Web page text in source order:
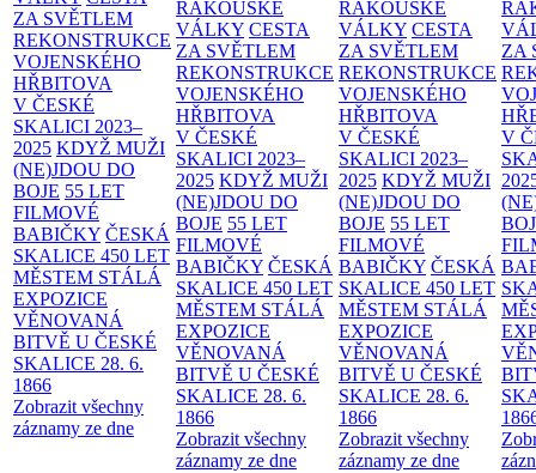
ZA SVĚTLEM
REKONSTRUKCE
VOJENSKÉHO
HŘBITOVA
V ČESKÉ
SKALICI 2023–
2025 KDYŽ MUŽI
(NE)JDOU DO
BOJE 55 LET
FILMOVÉ
BABIČKY ČESKÁ
SKALICE 450 LET
MĚSTEM STÁLÁ
EXPOZICE
VĚNOVANÁ
BITVĚ U ČESKÉ
SKALICE 28. 6.
1866
Zobrazit všechny
záznamy ze dne
RAKOUSKÉ
VÁLKY CESTA
ZA SVĚTLEM
REKONSTRUKCE
VOJENSKÉHO
HŘBITOVA
V ČESKÉ
SKALICI 2023–
2025 KDYŽ MUŽI
(NE)JDOU DO
BOJE 55 LET
FILMOVÉ
BABIČKY ČESKÁ
SKALICE 450 LET
MĚSTEM STÁLÁ
EXPOZICE
VĚNOVANÁ
BITVĚ U ČESKÉ
SKALICE 28. 6.
1866
Zobrazit všechny
záznamy ze dne
RAKOUSKÉ
VÁLKY CESTA
ZA SVĚTLEM
REKONSTRUKCE
VOJENSKÉHO
HŘBITOVA
V ČESKÉ
SKALICI 2023–
2025 KDYŽ MUŽI
(NE)JDOU DO
BOJE 55 LET
FILMOVÉ
BABIČKY ČESKÁ
SKALICE 450 LET
MĚSTEM STÁLÁ
EXPOZICE
VĚNOVANÁ
BITVĚ U ČESKÉ
SKALICE 28. 6.
1866
Zobrazit všechny
záznamy ze dne
ZA
V